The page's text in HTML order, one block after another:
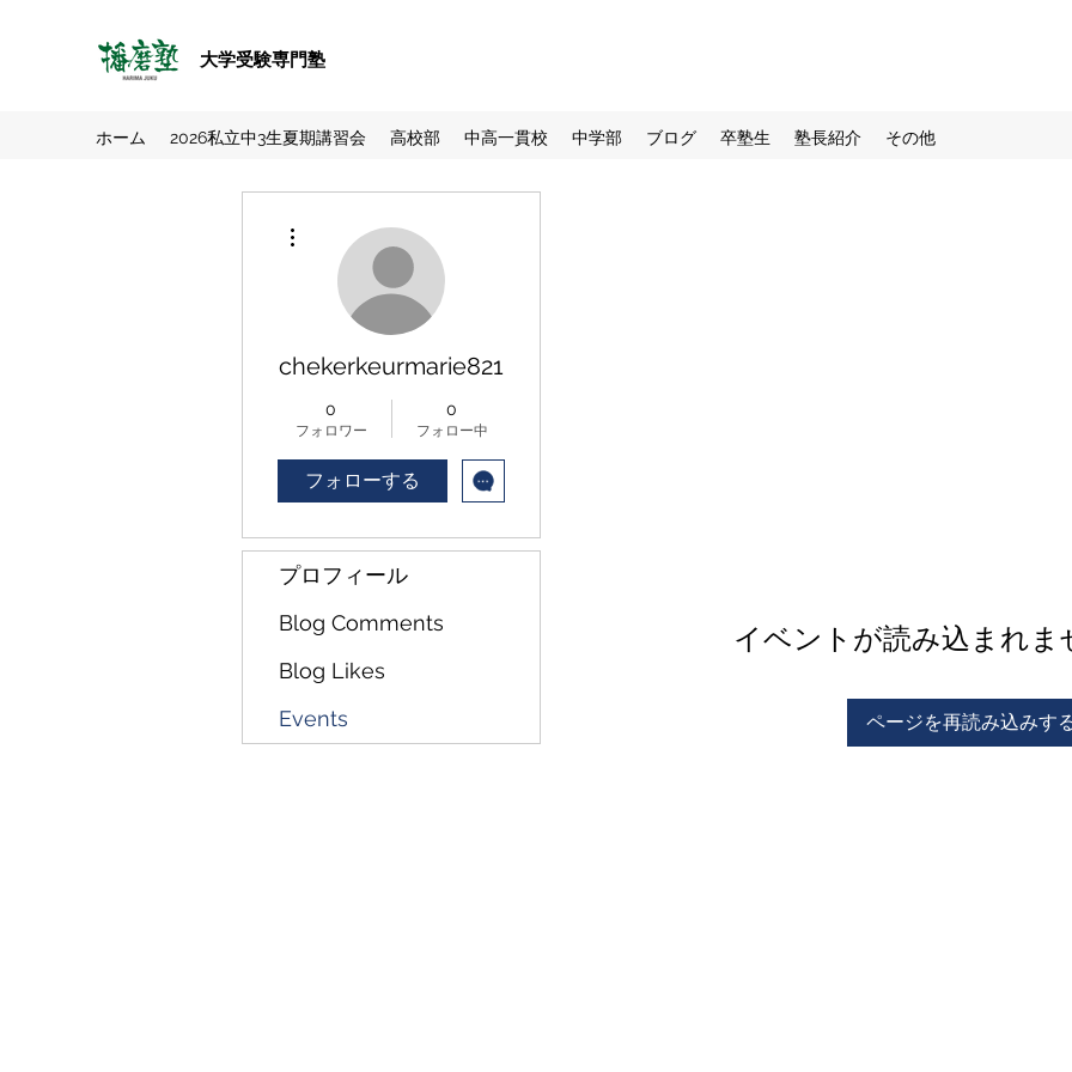
大学受験専門塾
ホーム 2026私立中3生夏期講習会 高校部 中高一貫校 中学部 ブログ 卒塾生 塾長紹介 その他
イベントが読み込まれま
ページを再読み込みす
chekerkeurmarie821
0
フォロワー
0
フォロー中
フォローする
プロフィール
Blog Comments
Blog Likes
Events